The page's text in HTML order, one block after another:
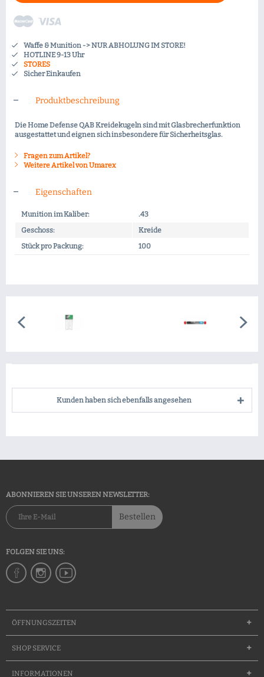
Waffe & Munition -> NUR ABHOLUNG IM STORE!
HOTLINE 9-13 Uhr
STORES
Sicher Einkaufen
Produktbeschreibung
Die Home Defense QAB Kreidekugeln sind mit Glasbrecherfunktion
ausgestattet und eignen sich insbesondere für Sicherheitsglas.
Fragen zum Artikel?
Weitere Artikel von Umarex
Eigenschaften
Munition im Kaliber:
.43
Geschoss:
Kreide
Stück pro Packung:
100
Kunden haben sich ebenfalls angesehen
ABONNIEREN SIE UNSEREN NEWSLETTER:
Bestellen
FOLGEN SIE UNS:
ÖFFNUNGSZEITEN
SHOP SERVICE
INFORMATIONEN